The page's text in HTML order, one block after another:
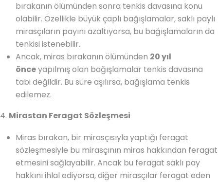
bırakanın ölümünden sonra tenkis davasına konu
olabilir. Özellikle büyük çaplı bağışlamalar, saklı paylı
mirasçıların payını azaltıyorsa, bu bağışlamaların da
tenkisi istenebilir.
Ancak, miras bırakanın ölümünden 20 yıl
önceyapılmış olan bağışlamalar tenkis davasına
tabi değildir. Bu süre aşılırsa, bağışlama tenkis
edilemez.
4. Mirastan Feragat Sözleşmesi
Miras bırakan, bir mirasçısıyla yaptığı feragat
sözleşmesiyle bu mirasçının miras hakkından feragat
etmesini sağlayabilir. Ancak bu feragat saklı pay
hakkını ihlal ediyorsa, diğer mirasçılar feragat eden